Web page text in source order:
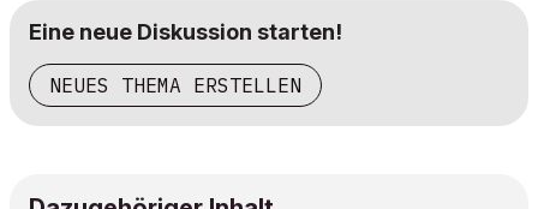
Eine neue Diskussion starten!
NEUES THEMA ERSTELLEN